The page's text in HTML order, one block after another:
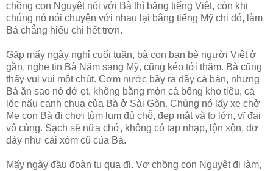
chồng con Nguyệt nói với Bà thì bằng tiếng Việt, còn khi
chúng nó nói chuyện với nhau lại bằng tiếng Mỹ chi đó, làm
Bà chẳng hiểu chi hết trơn.
Gặp mấy ngày nghỉ cuối tuần, bà con bạn bè người Việt ở
gần, nghe tin Bà Năm sang Mỹ, cũng kéo tới thăm. Bà cũng
thấy vui vui một chút. Cơm nước bầy ra đầy cả bàn, nhưng
Bà ăn sao nó dở ẹt, không bằng món cá bống kho tiêu, cá
lóc nấu canh chua của Bà ở Sài Gòn. Chúng nó lấy xe chở
Mẹ con Bà đi chơi tùm lum đủ chỗ, đẹp mắt và to lớn, vĩ đại
vô cùng. Sạch sẽ nữa chớ, không có tạp nhạp, lộn xộn, dơ
dáy như cái xóm cũ của Bà.
Mấy ngày đầu đoàn tụ qua đi. Vợ chồng con Nguyệt đi làm,